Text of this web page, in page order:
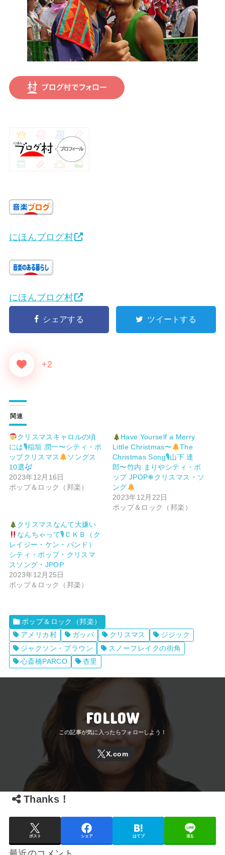
にほんブログ村
にほんブログ村
シェアする ツイートする
+2
関連
クリスマスキャロルの頃
には🎙稲垣 潤一〜シティ・ポ
ップクリスマス
ソングス
10選
2023年12月16日
ポップ＆ロック（邦楽）
Have Yourself a Merry
Little Christmas〜
The
Christmas Song🎙山下 達
郎〜竹内 まりやシティ・ポ
ップ JPOP❄クリスマス・ソ
ング
2023年12月22日
ポップ＆ロック（邦楽）
クリスマスなんて大嫌い
なんちゃって🎙ＣＫＢ（ク
レイジー・ケン・バンド）
シティ・ポップ・クリスマ
スソング・JPOP
2023年12月25日
ポップ＆ロック（邦楽）
ポップ＆ロック（邦楽）
アメリカ村
ガッパ クリスマス
ジジック
ジャクソン・ブラウン
スノーフレイクの街角
心斎橋PARCO
杏里
FOLLOW
Thanks！
ポスト シェア はてブ 送る